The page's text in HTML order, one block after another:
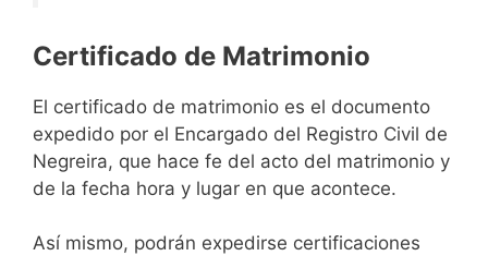
Certificado de Matrimonio
El certificado de matrimonio es el documento
expedido por el Encargado del Registro Civil de
Negreira, que hace fe del acto del matrimonio y
de la fecha hora y lugar en que acontece.
Así mismo, podrán expedirse certificaciones